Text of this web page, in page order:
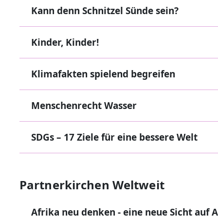
Kann denn Schnitzel Sünde sein?
Kinder, Kinder!
Klimafakten spielend begreifen
Menschenrecht Wasser
SDGs – 17 Ziele für eine bessere Welt
Partnerkirchen Weltweit
Afrika neu denken - eine neue Sicht auf